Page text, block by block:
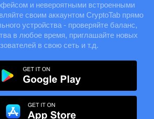
и невероятными встроенными
своим аккаунтом CryptoTab прямо
устройства - проверяйте баланс,
в любое время, приглашайте новых
в свою сеть и т.д.